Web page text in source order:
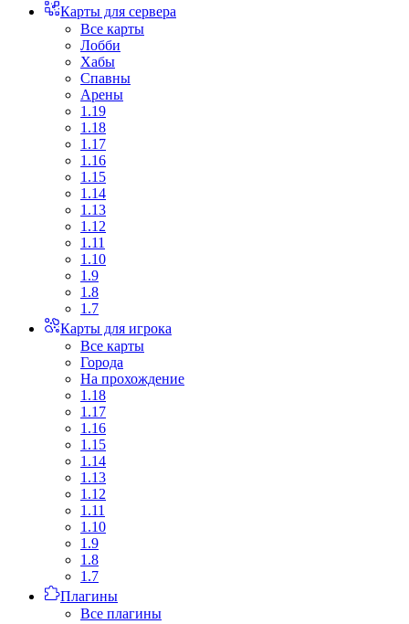
Карты для сервера
Все карты
Лобби
Хабы
Спавны
Арены
1.19
1.18
1.17
1.16
1.15
1.14
1.13
1.12
1.11
1.10
1.9
1.8
1.7
Карты для игрока
Все карты
Города
На прохождение
1.18
1.17
1.16
1.15
1.14
1.13
1.12
1.11
1.10
1.9
1.8
1.7
Плагины
Все плагины